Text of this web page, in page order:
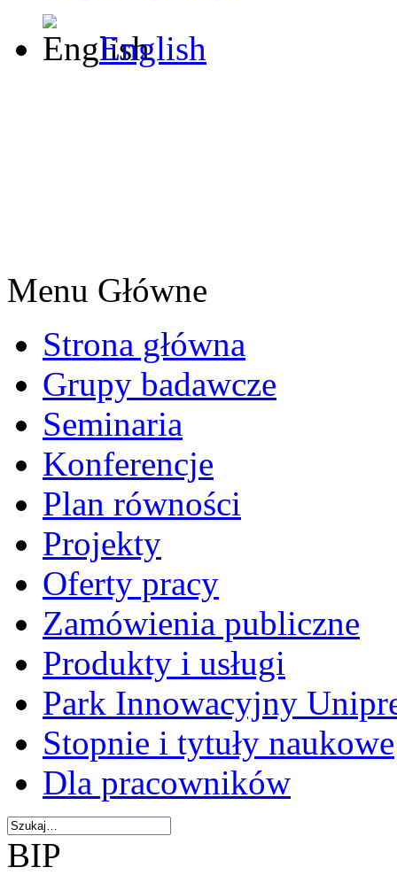
English
Menu Główne
Strona główna
Grupy badawcze
Seminaria
Konferencje
Plan równości
Projekty
Oferty pracy
Zamówienia publiczne
Produkty i usługi
Park Innowacyjny
Stopnie i tytuły naukowe
Dla pracowników
BIP